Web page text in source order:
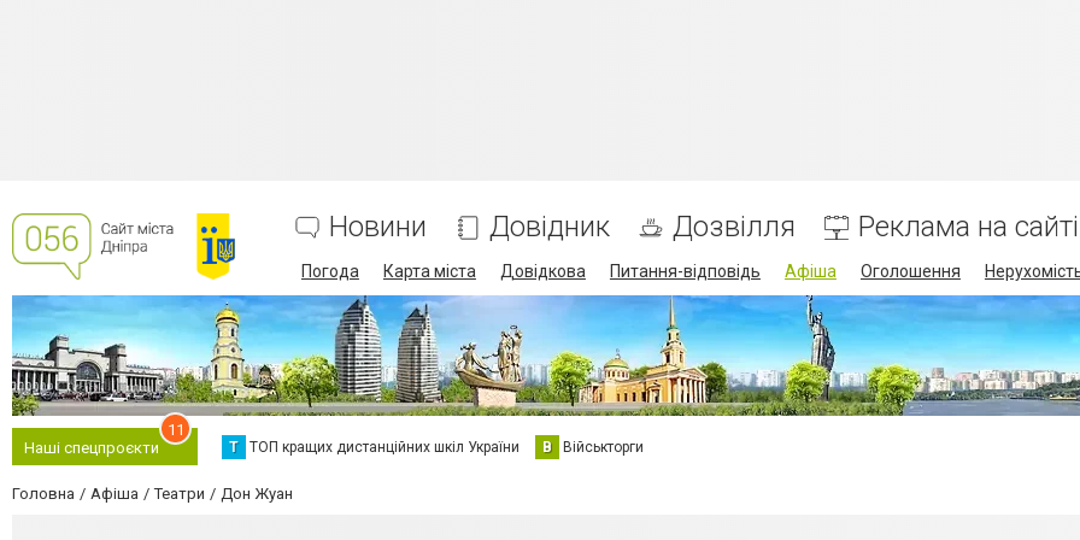
Новини Довідник Дозвілля Реклама на сайті
Погода Карта міста Довідкова Питання-відповідь Афіша Оголошення
Наші спецпроєкти
11
Т ТОП кращих дистанційних шкіл України В Військторги
Головна Афіша Театри Дон Жуан